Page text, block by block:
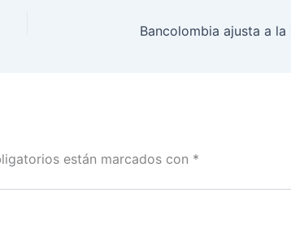
están marcados con *